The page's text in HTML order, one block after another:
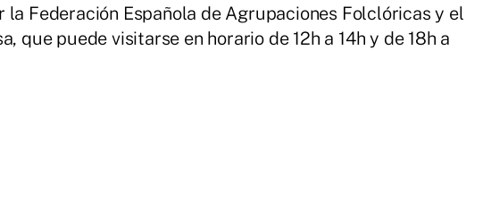
Federación Española de Agrupaciones Folclóricas y el
que puede visitarse en horario de 12h a 14h y de 18h a